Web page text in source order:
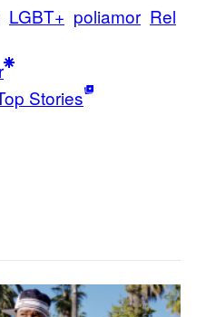
LGBT+ poliamor Rel
Stories